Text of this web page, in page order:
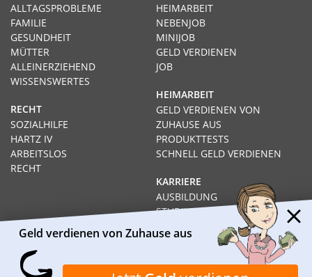
HEIMARBEIT
NEBENJOB
MINIJOB
GELD VERDIENEN
JOB
HEIMARBEIT
GELD VERDIENEN VON
ZUHAUSE AUS
PRODUKTTESTS
SCHNELL GELD VERDIENEN
KARRIERE
AUSBILDUNG
STUDIUM
GEHÄLTER
ALLTAGSPROBLEME
FAMILIE
GESUNDHEIT
MÜTTER
ALLEINERZIEHEND
WISSENSWERTES
RECHT
SOZIALHILFE
HARTZ IV
ARBEITSLOS
RECHT
Impressum Datenschutz Kontakt Über Heimarbeit.de
Geld verdienen von Zuhause aus